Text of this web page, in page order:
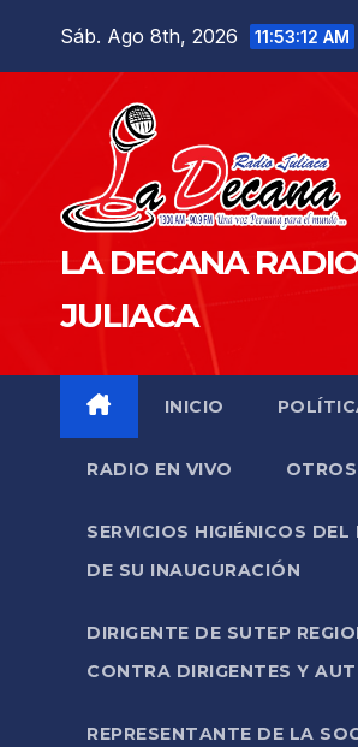
Sáb. Ago 8th, 2026 11:53:13 AM
LA DECANA
JULIACA
INICIO
RADIO EN VIVO OTROS
SERVICIOS HIGIÉNICOS
DE SU INAUGURACIÓN
DIRIGENTE DE SUTEP
CONTRA DIRIGENTES Y
REPRESENTANTE DE LA